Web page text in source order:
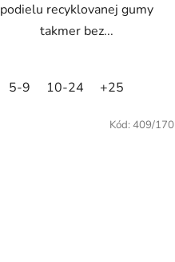
podielu recyklovanej gumy
takmer bez...
5-9 10-24 +25
Kód: 409/170